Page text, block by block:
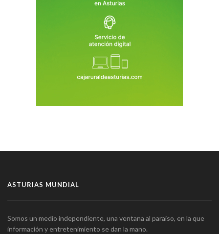
ASTURIAS MUNDIAL
Somos un medio independiente, una ventana al paraíso, en la que
información y entretenimiento se dan la mano.